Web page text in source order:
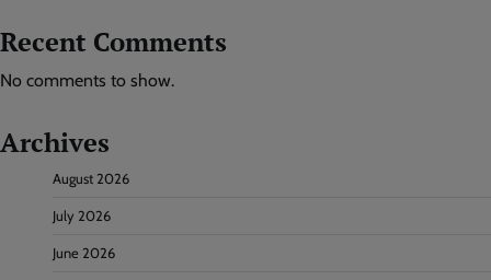
Recent Comments
No comments to show.
Archives
August 2026
July 2026
June 2026